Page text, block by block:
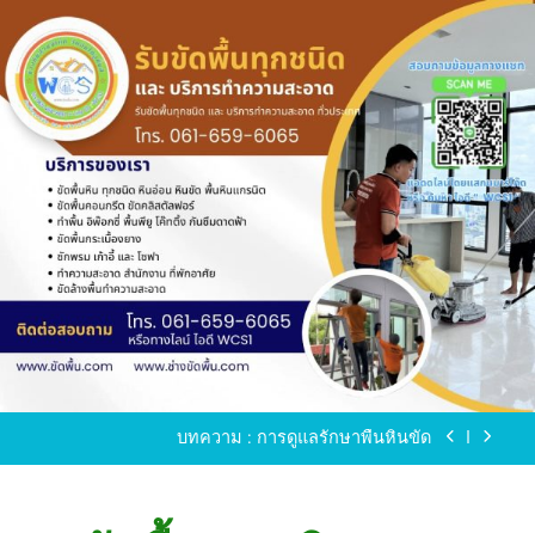
to
content
ขัดพื้นหินขัด อบต.แหลมบัวนครปฐม
ขัดพื้นหินอ่อน โทร.0616596065 ไลน์ WCS1
บทความ : การดูแลรักษาพื้นหินขัด